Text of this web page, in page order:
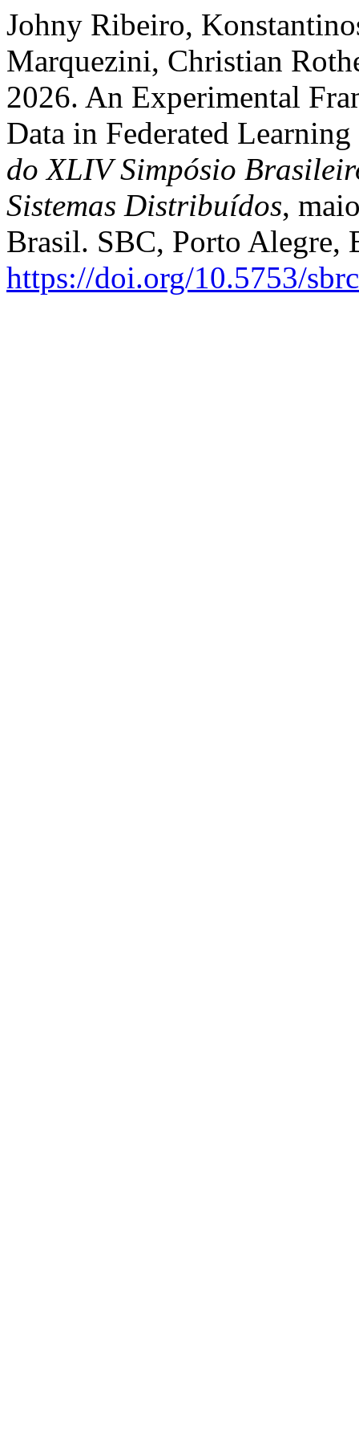
Johny Ribeiro,
Marquezini, Christian
2026. An Experimental
Data in Federated
do XLIV Simpósio
Sistemas Distribuídos,
Brasil. SBC, Porto Alegre,
https://doi.org/10.5753/